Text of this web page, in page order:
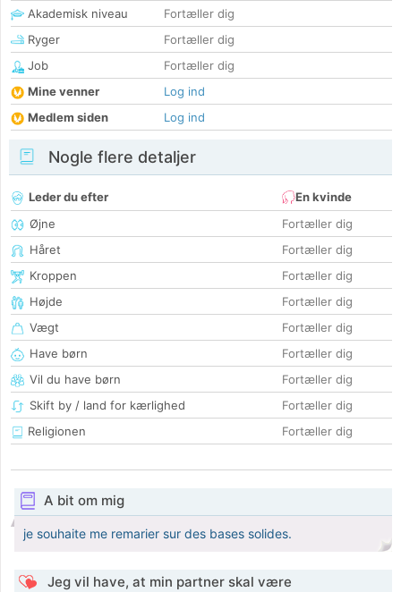
Akademisk niveau
Fortæller dig
Ryger
Fortæller dig
Job
Fortæller dig
Mine venner
Log ind
Medlem siden
Log ind
Nogle flere detaljer
Leder du efter
En kvinde
Øjne
Fortæller dig
Håret
Fortæller dig
Kroppen
Fortæller dig
Højde
Fortæller dig
Vægt
Fortæller dig
Have børn
Fortæller dig
Vil du have børn
Fortæller dig
Skift by / land for kærlighed
Fortæller dig
Religionen
Fortæller dig
A bit om mig
je souhaite me remarier sur des bases solides.
Jeg vil have, at min partner skal være